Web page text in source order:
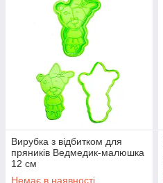
Вирубка з відбитком для
пряників Ведмедик-малюшка
12 см
Немає в наявності